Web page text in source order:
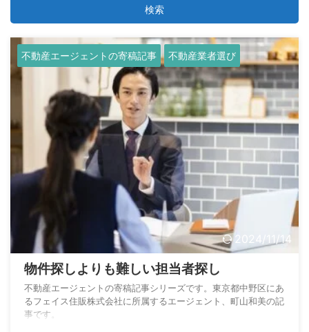
検索
不動産エージェントの寄稿記事 不動産業者選び
2024/11/14
物件探しよりも難しい担当者探し
不動産エージェントの寄稿記事シリーズです。東京都中野区にあ
るフェイス住販株式会社に所属するエージェント、町山和美の記
事です。